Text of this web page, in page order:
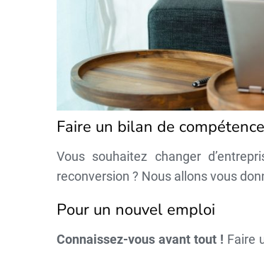
Faire un bilan de
Vous souhaitez changer
reconversion ? Nous allons vous
Pour un nouvel emploi
Connaissez-vous avant tout ! Faire